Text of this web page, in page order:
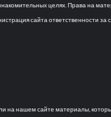
целях. Права на
сайта ответственности
на нашем сайте материалы,